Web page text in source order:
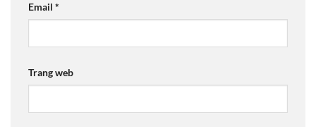
Email *
Trang web